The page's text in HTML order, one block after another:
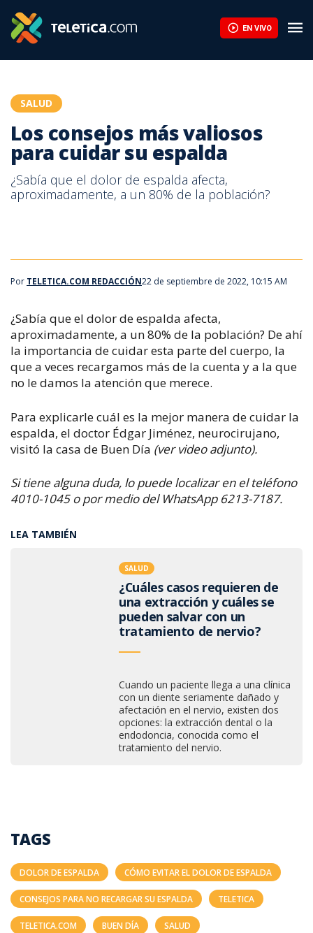
EN VIVO
SALUD
Los consejos más valiosos
para cuidar su espalda
¿Sabía que el dolor de espalda afecta,
aproximadamente, a un 80% de la población?
Por TELETICA.COM REDACCIÓN22 de septiembre de 2022, 10:15 AM
¿Sabía que el dolor de espalda afecta,
aproximadamente, a un 80% de la población? De ahí
la importancia de cuidar esta parte del cuerpo, la
que a veces recargamos más de la cuenta y a la que
no le damos la atención que merece.
Para explicarle cuál es la mejor manera de cuidar la
espalda, el doctor Édgar Jiménez, neurocirujano,
visitó la casa de Buen Día (ver video adjunto).
Si tiene alguna duda, lo puede localizar en el teléfono
4010-1045 o por medio del WhatsApp 6213-7187.
LEA TAMBIÉN
SALUD
¿Cuáles casos requieren de
una extracción y cuáles se
pueden salvar con un
tratamiento de nervio?
Cuando un paciente llega a una clínica
con un diente seriamente dañado y
afectación en el nervio, existen dos
opciones: la extracción dental o la
endodoncia, conocida como el
tratamiento del nervio.
TAGS
DOLOR DE ESPALDA CÓMO EVITAR EL DOLOR DE ESPALDA
CONSEJOS PARA NO RECARGAR SU ESPALDA TELETICA
TELETICA.COM BUEN DÍA SALUD